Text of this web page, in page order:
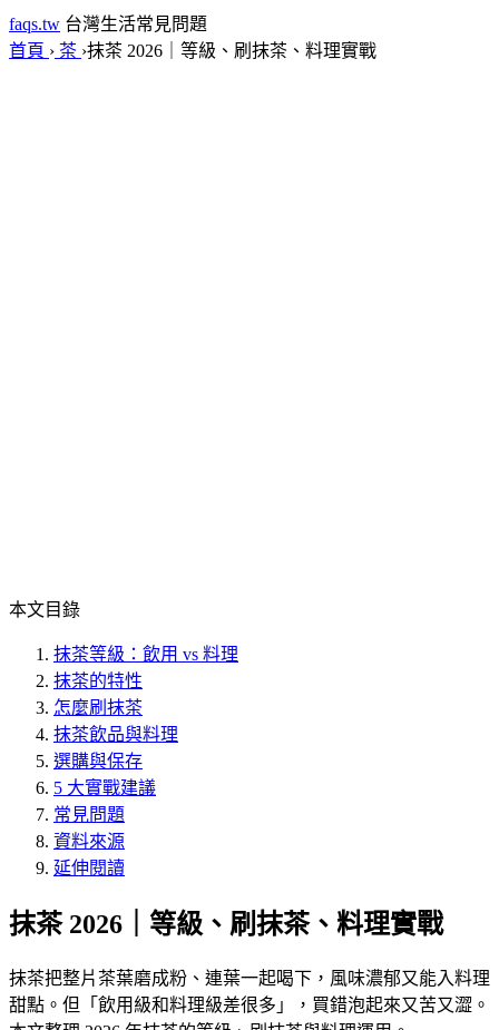
faqs.tw 台灣生活常見問題
首頁 › 茶 ›抹茶 2026｜等級、刷抹茶、料理實戰
本文目錄
抹茶等級：飲用 vs 料理
抹茶的特性
怎麼刷抹茶
抹茶飲品與料理
選購與保存
5 大實戰建議
常見問題
資料來源
延伸閱讀
抹茶 2026｜等級、刷抹茶、料理實戰
抹茶把整片茶葉磨成粉、連葉一起喝下，風味濃郁又能入料理
甜點。但「 飲用級和料理級差很多 」，買錯泡起來又苦又澀。